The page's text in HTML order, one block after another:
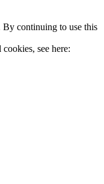
continuing to use this
see here: